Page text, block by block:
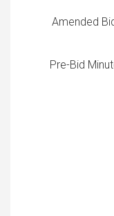
Pre-Bid